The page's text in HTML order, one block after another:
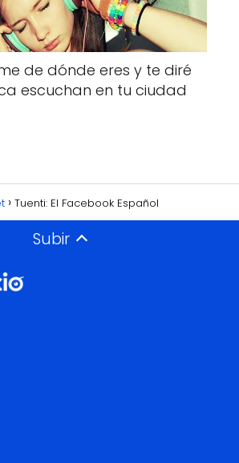
de dónde eres y te diré
escuchan en tu ciudad
Tuenti: El Facebook Español
Subir